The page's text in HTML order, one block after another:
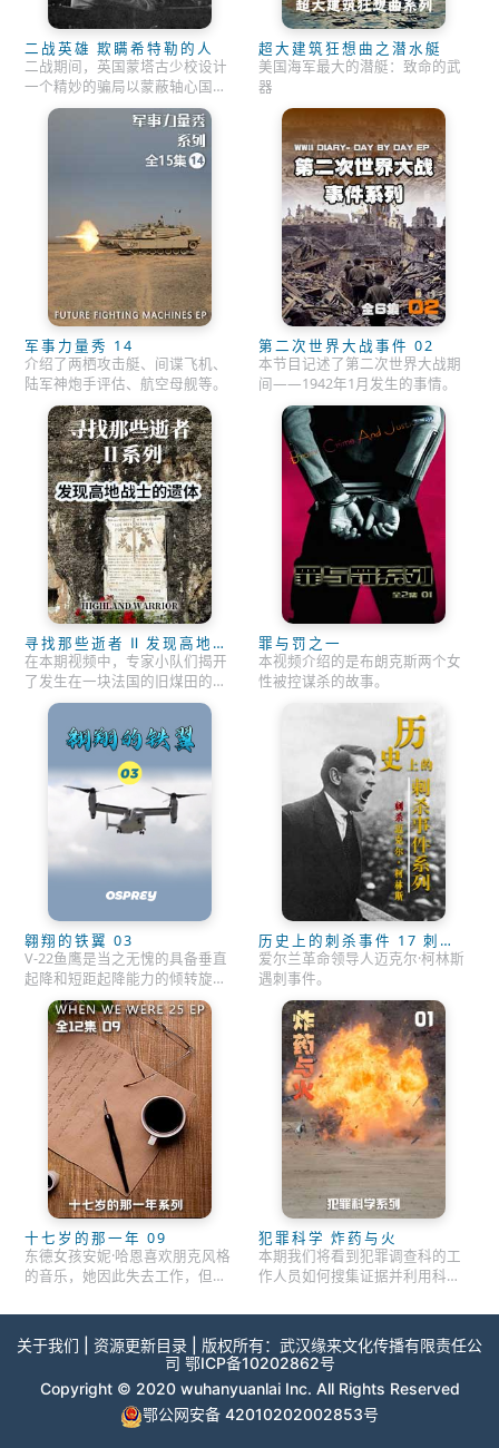
二战英雄 欺瞒希特勒的人
二战期间，英国蒙塔古少校设计
一个精妙的骗局以蒙蔽轴心国的
统帅部。
超大建筑狂想曲之潜水艇
美国海军最大的潜艇：致命的武
器
军事力量秀 14
介绍了两栖攻击艇、间谍飞机、
陆军神炮手评估、航空母舰等。
第二次世界大战事件 02
本节目记述了第二次世界大战期
间——1942年1月发生的事情。
寻找那些逝者 Ⅱ 发现高地战
士的遗体
在本期视频中，专家小队们揭开
了发生在一块法国的旧煤田的这
场大战期间最大的战役之一，发
现了保留在这里的很多高地战士
的遗体。
罪与罚之一
本视频介绍的是布朗克斯两个女
性被控谋杀的故事。
翱翔的铁翼 03
V-22鱼鹰是当之无愧的具备垂直
起降和短距起降能力的倾转旋翼
机。
历史上的刺杀事件 17 刺杀
迈克尔·柯林斯
爱尔兰革命领导人迈克尔·柯林斯
遇刺事件。
十七岁的那一年 09
东德女孩安妮·哈恩喜欢朋克风格
的音乐，她因此失去工作，但她
犯罪科学 炸药与火
本期我们将看到犯罪调查科的工
作人员如何搜集证据并利用科学
揭露出来。
关于我们
资源更新目录 | 版权所有： 武汉缘来文化传播有限责任公
司 鄂ICP备10202862号
Copyright © 2020 wuhanyuanlai Inc. All Rights Reserved
鄂公网安备 42010202002853号